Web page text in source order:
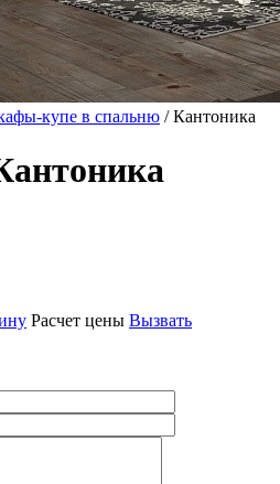
купе в спальню / Кантоника
Расчет цены Вызвать